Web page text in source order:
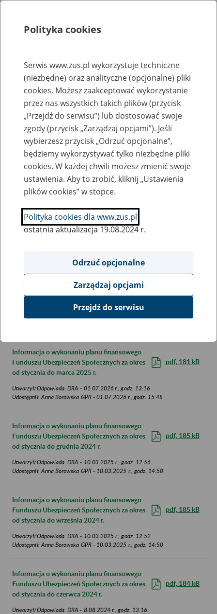
Sprawozdania finansowe FUS
Archiwum
Informacja o wykonaniu planu finansowego
Funduszu Ubezpieczeń Społecznych za okres
od stycznia do grudnia 2025 r.
pdf, 181 kB
Utworzył/Odpowiada: DRA - 01.07.2026 r., godz. 13:16
Udostępnił: Anna Borowska GPR - 01.07.2026 r., godz. 15:48
Funduszu Ubezpieczeń Społecznych za okres
od stycznia do września 2025 r.
Informacja o wykonaniu planu finansowego
Funduszu Ubezpieczeń Społecznych za okres
od stycznia do czerwca 2025 r.
Utworzył/Odpowiada: DRA - 01.07.2026 r., godz. 13:16
Informacja o wykonaniu planu finansowego
Funduszu Ubezpieczeń Społecznych za okres
od stycznia do marca 2025 r.
pdf, 181 kB
Utworzył/Odpowiada: DRA - 01.07.2026 r., godz. 13:16
Udostępnił: Anna Borowska GPR - 01.07.2026 r., godz. 15:48
Informacja o wykonaniu planu finansowego
Funduszu Ubezpieczeń Społecznych za okres
od stycznia do grudnia 2024 r.
pdf, 185 kB
Utworzył/Odpowiada: DRA - 10.03.2025 r., godz. 12:56
Udostępnił: Anna Borowska GPR - 10.03.2025 r., godz. 14:50
Informacja o wykonaniu planu finansowego
Funduszu Ubezpieczeń Społecznych za okres
od stycznia do września 2024 r.
pdf, 185 kB
Utworzył/Odpowiada: DRA - 10.03.2025 r., godz. 12:52
Udostępnił: Anna Borowska GPR - 10.03.2025 r., godz. 14:50
Informacja o wykonaniu planu finansowego
Funduszu Ubezpieczeń Społecznych za okres
od stycznia do czerwca 2024 r.
pdf, 184 kB
Utworzył/Odpowiada: DRA - 8.08.2024 r., godz. 13:16
Polityka cookies
Serwis www.zus.pl wykorzystuje techniczne
(niezbędne) oraz analityczne (opcjonalne) pliki
cookies. Możesz zaakceptować wykorzystanie
przez nas wszystkich takich plików (przycisk
„Przejdź do serwisu”) lub dostosować swoje
zgody (przycisk „Zarządzaj opcjami”). Jeśli
wybierzesz przycisk „Odrzuć opcjonalne”,
będziemy wykorzystywać tylko niezbędne pliki
cookies. W każdej chwili możesz zmienić swoje
ustawienia. Aby to zrobić, kliknij „Ustawienia
plików cookies” w stopce.
Polityka cookies dla www.zus.pl
ostatnia aktualizacja 19.08.2024 r.
Odrzuć opcjonalne
Zarządzaj opcjami
Przejdź do serwisu